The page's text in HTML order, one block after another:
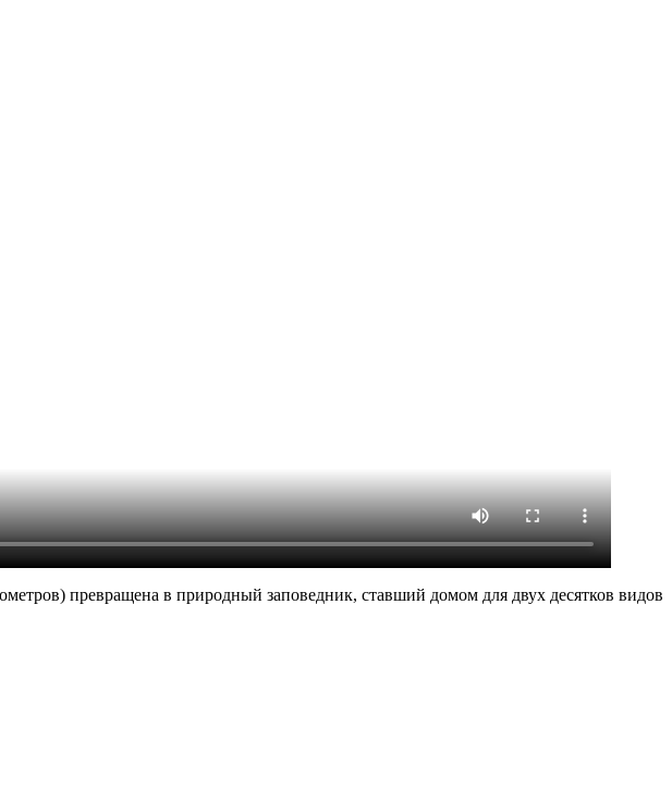
превращена в природный заповедник, ставший домом для двух десятков видов